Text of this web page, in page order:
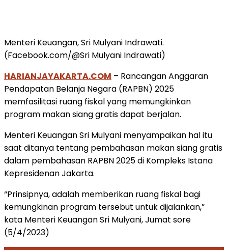
Menteri Keuangan, Sri Mulyani Indrawati.
(Facebook.com/@Sri Mulyani Indrawati)
HARIANJAYAKARTA.COM – Rancangan Anggaran
Pendapatan Belanja Negara (RAPBN) 2025
memfasilitasi ruang fiskal yang memungkinkan
program makan siang gratis dapat berjalan.
Menteri Keuangan Sri Mulyani menyampaikan hal itu
saat ditanya tentang pembahasan makan siang gratis
dalam pembahasan RAPBN 2025 di Kompleks Istana
Kepresidenan Jakarta.
“Prinsipnya, adalah memberikan ruang fiskal bagi
kemungkinan program tersebut untuk dijalankan,”
kata Menteri Keuangan Sri Mulyani, Jumat sore
(5/4/2023)